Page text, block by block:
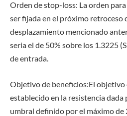
Orden de stop-loss: La orden
ser fijada en el próximo retroceso
desplazamiento mencionado
seria el de 50% sobre los 1.3225
de entrada.
Objetivo de beneficios:El objetivo
establecido en la resistencia dada
umbral definido por el máximo de